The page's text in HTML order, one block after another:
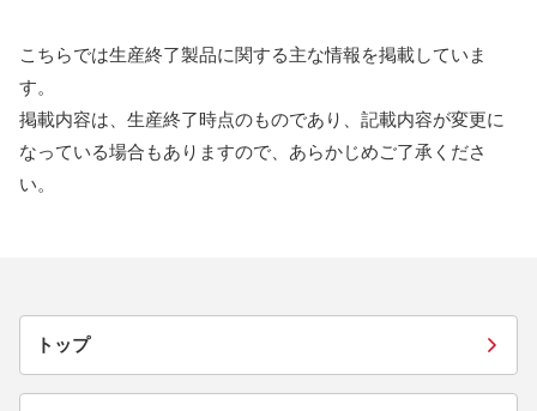
こちらでは生産終了製品に関する主な情報を掲載していま
す。
掲載内容は、生産終了時点のものであり、記載内容が変更に
なっている場合もありますので、あらかじめご了承くださ
い。
トップ